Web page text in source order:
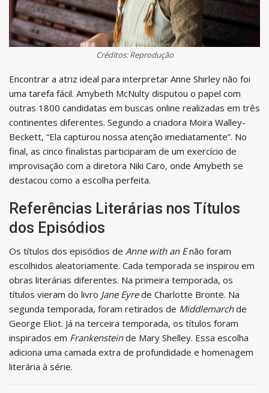
Créditos: Reprodução
Encontrar a atriz ideal para interpretar Anne Shirley não foi
uma tarefa fácil. Amybeth McNulty disputou o papel com
outras 1800 candidatas em buscas online realizadas em três
continentes diferentes. Segundo a criadora Moira Walley-
Beckett, “Ela capturou nossa atenção imediatamente”. No
final, as cinco finalistas participaram de um exercício de
improvisação com a diretora Niki Caro, onde Amybeth se
destacou como a escolha perfeita.
Referências Literárias nos Títulos
dos Episódios
Os títulos dos episódios de Anne with an Enão foram
escolhidos aleatoriamente. Cada temporada se inspirou em
obras literárias diferentes. Na primeira temporada, os
títulos vieram do livro Jane Eyrede Charlotte Brontë. Na
segunda temporada, foram retirados de Middlemarchde
George Eliot. Já na terceira temporada, os títulos foram
inspirados em Frankensteinde Mary Shelley. Essa escolha
adiciona uma camada extra de profundidade e homenagem
literária à série.